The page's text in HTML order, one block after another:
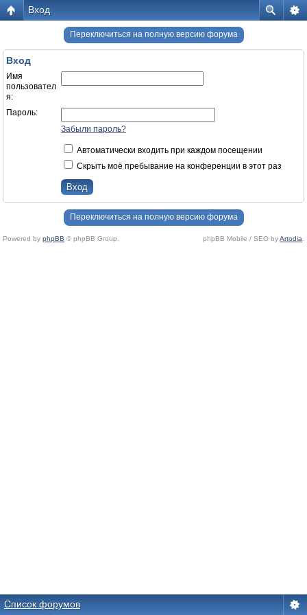
Вход
Переключиться на полную версию форума
Вход
Имя
пользовател
я:
Пароль:
Забыли пароль?
Автоматически входить при каждом посещении
Скрыть моё пребывание на конференции в этот раз
Переключиться на полную версию форума
Powered by phpBB © phpBB Group. phpBB Mobile / SEO byArtodia
Список форумов